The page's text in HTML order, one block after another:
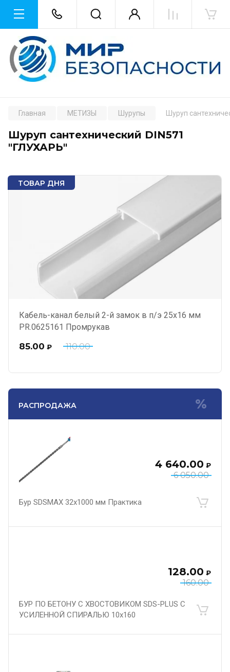
ТОВАР ДНЯ
Кабель-канал белый 2-й замок в п/э 25х16 мм
PR.0625161 Промрукав
110.00
85.00 ₽
РАСПРОДАЖА
6 050.00
4 640.00 ₽
Бур SDSMAX 32х1000 мм Практика
160.00
128.00 ₽
БУР ПО БЕТОНУ С ХВОСТОВИКОМ SDS-PLUS С
УСИЛЕННОЙ СПИРАЛЬЮ 10х160
Главная МЕТИЗЫ Шурупы Шуруп
Шуруп сантехнический DIN571
"ГЛУХАРЬ"